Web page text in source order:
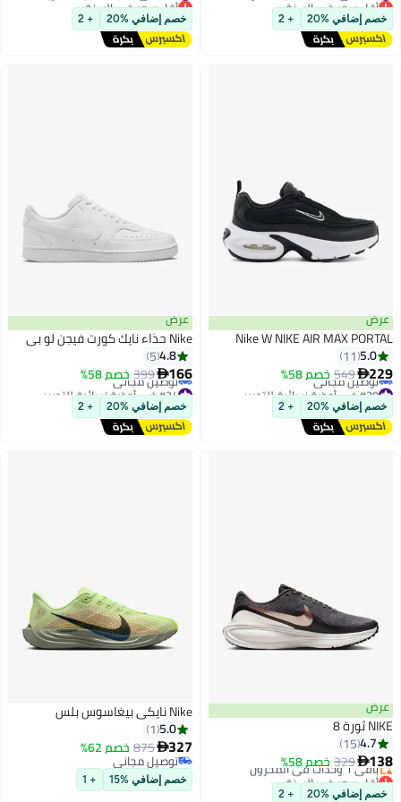
توصيل مجاني
باقي 1 وحدات في المخزون
#35 في أحذية نسائية للتدريب
خصم إضافي %20 + 2 توصيل مجاني
باقي 1 وحدات في المخزون
#18 في أحذية نسائية للتدريب
خصم إضافي %20 + 2
عرض
Nike W NIKE AIR MAX PORTAL
5.0
11
229
549 خصم 58%
#29 في أحذية نسائية للتدريب
أقل سعر في السنة
توصيل مجاني
#29 في أحذية نسائية للتدريب
خصم إضافي %20 + 2
عرض
Nike حذاء نايك كورت فيجن لو بي
4.8
5
166
399 خصم 58%
#24 في أحذية نسائية للتدريب
أقل سعر في السنة
توصيل مجاني
#24 في أحذية نسائية للتدريب
خصم إضافي %20 + 2
عرض
NIKE ثورة 8
4.7
15
138
329 خصم 58%
أقل سعر في السنة
توصيل مجاني
خصم إضافي %20 + 2
Nike نايكي بيغاسوس بلس
5.0
1
327
875 خصم 62%
توصيل مجاني
توصيل مجاني
خصم إضافي %15 + 1